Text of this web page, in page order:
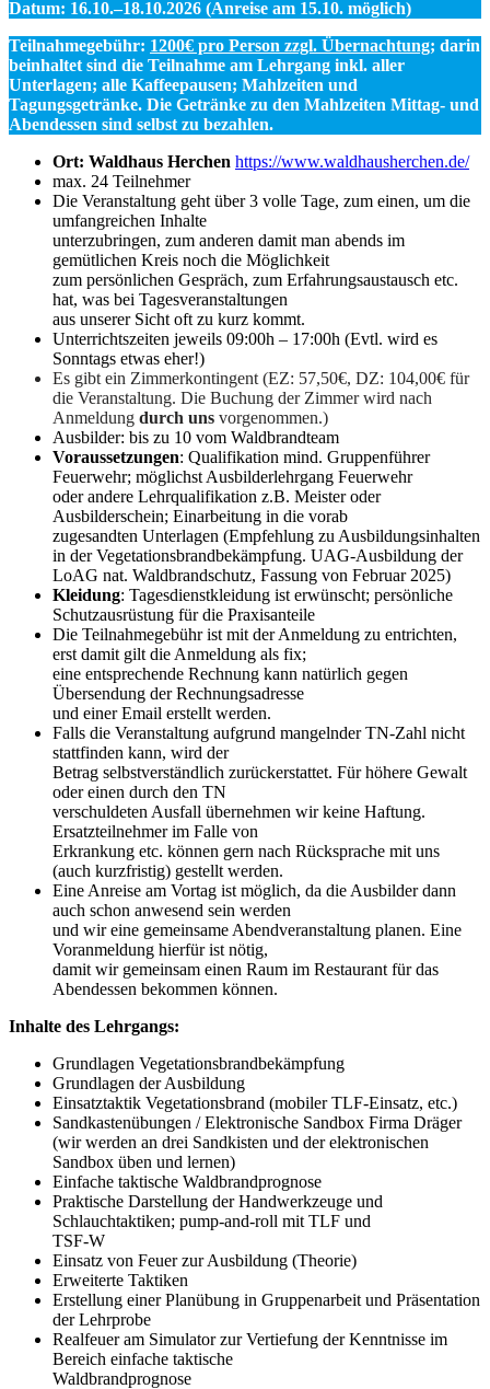
Datum: 16.10.–18.10.2026 (Anreise am 15.10. möglich)
Teilnahmegebühr: 1200€ pro Person zzgl. Übernachtung; darin
beinhaltet sind die Teilnahme am Lehrgang inkl. aller
Unterlagen; alle Kaffeepausen; Mahlzeiten und
Tagungsgetränke. Die Getränke zu den Mahlzeiten Mittag- und
Abendessen sind selbst zu bezahlen.
Ort: Waldhaus Herchen https://www.waldhausherchen.de/
max. 24 Teilnehmer
Die Veranstaltung geht über 3 volle Tage, zum einen, um die
umfangreichen Inhalte
unterzubringen, zum anderen damit man abends im
gemütlichen Kreis noch die Möglichkeit
zum persönlichen Gespräch, zum Erfahrungsaustausch etc.
hat, was bei Tagesveranstaltungen
aus unserer Sicht oft zu kurz kommt.
Unterrichtszeiten jeweils 09:00h – 17:00h (Evtl. wird es
Sonntags etwas eher!)
Es gibt ein Zimmerkontingent (EZ: 57,50€, DZ: 104,00€ für
die Veranstaltung. Die Buchung der Zimmer wird nach
Anmeldung durch uns vorgenommen.)
Ausbilder: bis zu 10 vom Waldbrandteam
Voraussetzungen: Qualifikation mind. Gruppenführer
Feuerwehr; möglichst Ausbilderlehrgang Feuerwehr
oder andere Lehrqualifikation z.B. Meister oder
Ausbilderschein; Einarbeitung in die vorab
zugesandten Unterlagen (Empfehlung zu Ausbildungsinhalten
in der Vegetationsbrandbekämpfung. UAG-Ausbildung der
LoAG nat. Waldbrandschutz, Fassung von Februar 2025)
Kleidung: Tagesdienstkleidung ist erwünscht; persönliche
Schutzausrüstung für die Praxisanteile
Die Teilnahmegebühr ist mit der Anmeldung zu entrichten,
erst damit gilt die Anmeldung als fix;
eine entsprechende Rechnung kann natürlich gegen
Übersendung der Rechnungsadresse
und einer Email erstellt werden.
Falls die Veranstaltung aufgrund mangelnder TN-Zahl nicht
stattfinden kann, wird der
Betrag selbstverständlich zurückerstattet. Für höhere Gewalt
oder einen durch den TN
verschuldeten Ausfall übernehmen wir keine Haftung.
Ersatzteilnehmer im Falle von
Erkrankung etc. können gern nach Rücksprache mit uns
(auch kurzfristig) gestellt werden.
Eine Anreise am Vortag ist möglich, da die Ausbilder dann
auch schon anwesend sein werden
und wir eine gemeinsame Abendveranstaltung planen. Eine
Voranmeldung hierfür ist nötig,
damit wir gemeinsam einen Raum im Restaurant für das
Abendessen bekommen können.
Inhalte des Lehrgangs:
Grundlagen Vegetationsbrandbekämpfung
Grundlagen der Ausbildung
Einsatztaktik Vegetationsbrand (mobiler TLF-Einsatz, etc.)
Sandkastenübungen / Elektronische Sandbox Firma Dräger
(wir werden an drei Sandkisten und der elektronischen
Sandbox üben und lernen)
Einfache taktische Waldbrandprognose
Praktische Darstellung der Handwerkzeuge und
Schlauchtaktiken; pump-and-roll mit TLF und
TSF-W
Einsatz von Feuer zur Ausbildung (Theorie)
Erweiterte Taktiken
Erstellung einer Planübung in Gruppenarbeit und Präsentation
der Lehrprobe
Realfeuer am Simulator zur Vertiefung der Kenntnisse im
Bereich einfache taktische
Waldbrandprognose